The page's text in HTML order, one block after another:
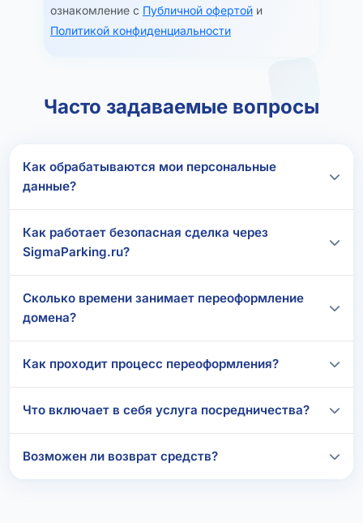
ознакомление с Публичной офертой и
Политикой конфиденциальности
Часто задаваемые вопросы
Как обрабатываются мои персональные
данные?
Как работает безопасная сделка через
SigmaParking.ru?
Сколько времени занимает переоформление
домена?
Как проходит процесс переоформления?
Что включает в себя услуга посредничества?
Возможен ли возврат средств?